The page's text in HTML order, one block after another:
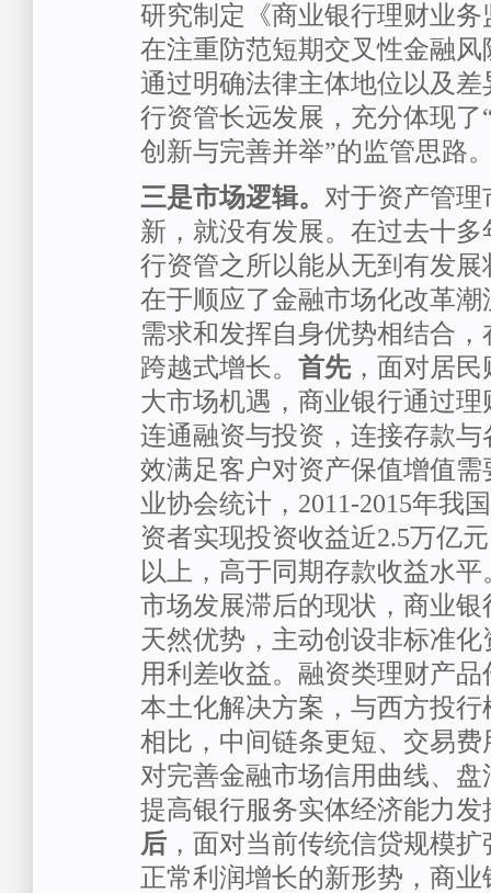
研究制定《商业银行理财业
在注重防范短期交叉性金融
通过明确法律主体地位以及
行资管长远发展，充分体现了
创新与完善并举”的监管思路
三是市场逻辑。 对于资产管
新，就没有发展。在过去十
行资管之所以能从无到有发
在于顺应了金融市场化改革
需求和发挥自身优势相结合
跨越式增长。 首先，面对居民
大市场机遇，商业银行通过
连通融资与投资，连接存款
效满足客户对资产保值增值
业协会统计，2011-2015年我
资者实现投资收益近2.5万亿
以上，高于同期存款收益水平
市场发展滞后的现状，商业
天然优势，主动创设非标准
用利差收益。融资类理财产
本土化解决方案，与西方投
相比，中间链条更短、交易
对完善金融市场信用曲线、
提高银行服务实体经济能力
后 ，面对当前传统信贷规模
正常利润增长的新形势，商